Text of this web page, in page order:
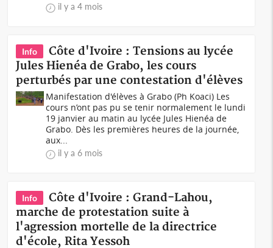
il y a 4 mois
Info
Côte d'Ivoire : Tensions au lycée
Jules Hienéa de Grabo, les cours
perturbés par une contestation d'élèves
Manifestation d'élèves à Grabo (Ph Koaci) Les
cours n’ont pas pu se tenir normalement le lundi
19 janvier au matin au lycée Jules Hienéa de
Grabo. Dès les premières heures de la journée,
aux...
il y a 6 mois
Info
Côte d'Ivoire : Grand-Lahou,
marche de protestation suite à
l'agression mortelle de la directrice
d'école, Rita Yessoh